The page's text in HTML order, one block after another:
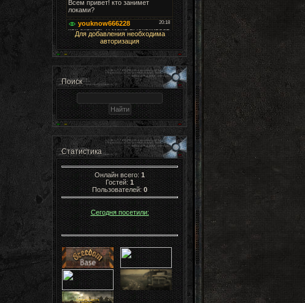
Для добавления необходима
авторизация
Поиск
Статистика
Онлайн всего: 1
Гостей: 1
Пользователей: 0
Сегодня посетили: